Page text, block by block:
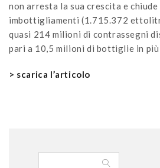
non arresta la sua crescita e
imbottigliamenti (1.715.372
quasi 214 milioni di contrassegni
pari a 10,5 milioni di bottiglie in più
> scarica l’articolo